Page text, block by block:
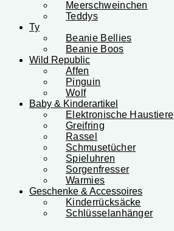
Meerschweinchen
Teddys
Ty
Beanie Bellies
Beanie Boos
Wild Republic
Affen
Pinguin
Wolf
Baby & Kinderartikel
Elektronische Haustiere
Greifring
Rassel
Schmusetücher
Spieluhren
Sorgenfresser
Warmies
Geschenke & Accessoires
Kinderrücksäcke
Schlüsselanhänger